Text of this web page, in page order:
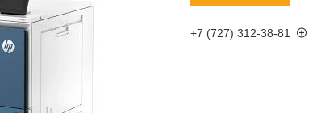
+7 (727) 312-38-81